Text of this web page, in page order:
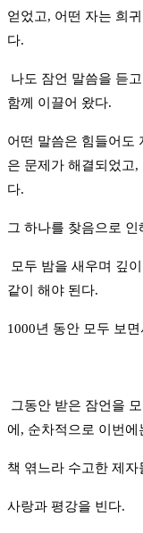
얻었고, 어떤 자는 희
다.
나도 잠언 말씀을 듣
함께 이끌어 왔다.
어떤 말씀은 힘들어도
은 문제가 해결되었고
다.
그 하나를 찾음으로
모두 밤을 새우며 깊
같이 해야 된다.
1000년 동안 모두 보
그동안 받은 잠언을
에, 순차적으로 이번
책 엮느라 수고한 제자
사랑과 평강을 빈다.